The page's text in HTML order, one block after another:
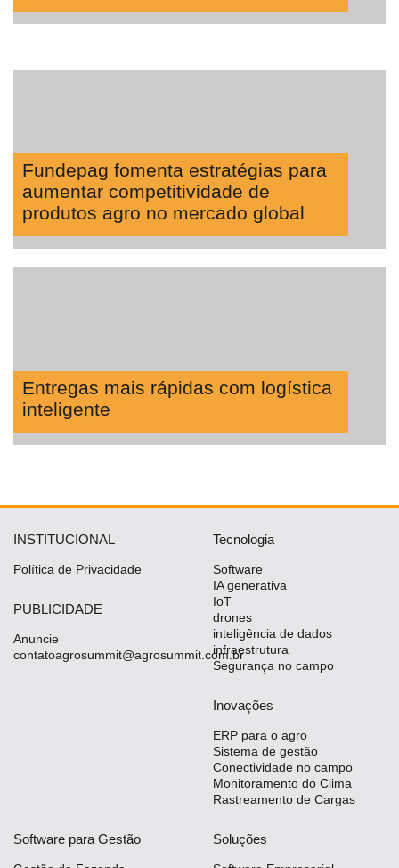
Fundepag fomenta estratégias para
aumentar competitividade de
produtos agro no mercado global
Entregas mais rápidas com logística
inteligente
INSTITUCIONAL
Política de Privacidade
PUBLICIDADE
Anuncie
contatoagrosummit@agrosummit.com.br
Tecnologia
Software
IA generativa
IoT
drones
inteligência de dados
infraestrutura
Segurança no campo
Inovações
ERP para o agro
Sistema de gestão
Conectividade no campo
Monitoramento do Clima
Rastreamento de Cargas
Software para Gestão Soluções